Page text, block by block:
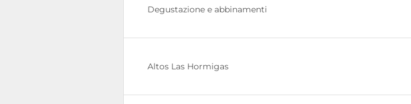
Degustazione e abbinamenti
Altos Las Hormigas